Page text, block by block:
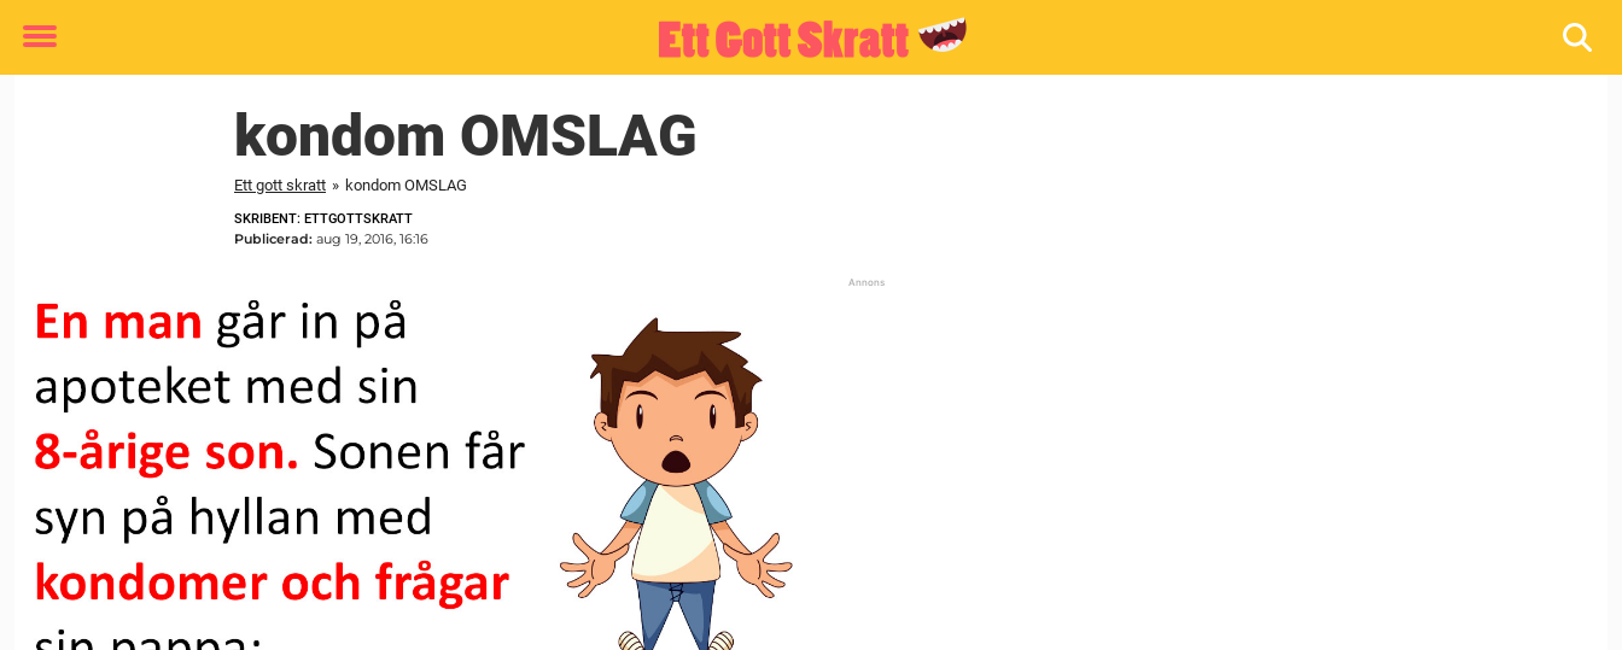
Toggle
kondom OMSLAG
Ett gott skratt » kondom OMSLAG
SKRIBENT: ETTGOTTSKRATT
Publicerad: aug 19, 2016, 16:16